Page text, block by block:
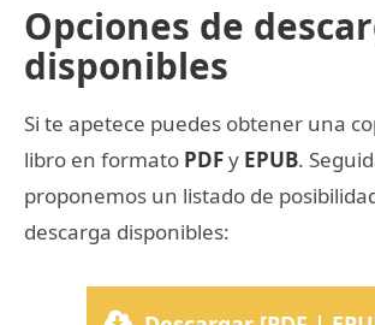
Opciones de
disponibles
Si te apetece puedes obtener una
libro en formato PDFy EPUB.
proponemos un listado de
descarga disponibles: